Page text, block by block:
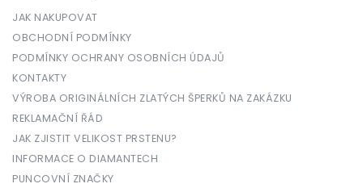
JAK NAKUPOVAT
OBCHODNÍ PODMÍNKY
PODMÍNKY OCHRANY OSOBNÍCH ÚDAJŮ
KONTAKTY
VÝROBA ORIGINÁLNÍCH ZLATÝCH ŠPERKŮ NA ZAKÁZKU
REKLAMAČNÍ ŘÁD
JAK ZJISTIT VELIKOST PRSTENU?
INFORMACE O DIAMANTECH
PUNCOVNÍ ZNAČKY